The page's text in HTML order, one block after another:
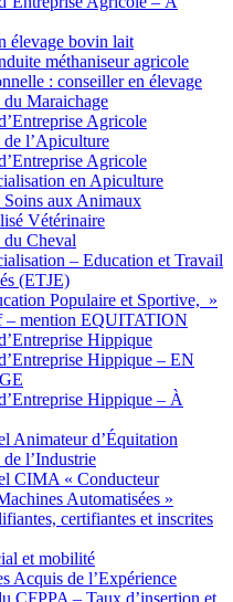
élevage bovin lait
méthaniseur agricole
: conseiller en élevage
Maraichage
Agricole
l’Apiculture
Agricole
en Apiculture
aux Animaux
Vétérinaire
Cheval
– Education et Travail
(ETJE)
Populaire et Sportive, »
– mention EQUITATION
Hippique
Hippique – EN
Hippique – À
Animateur d’Équitation
l’Industrie
CIMA « Conducteur
Automatisées »
certifiantes et inscrites
et mobilité
Acquis de l’Expérience
CFPPA – Taux d’insertion et